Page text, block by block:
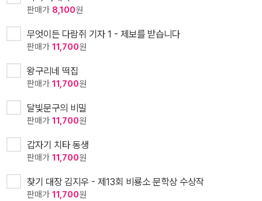
판매가 8,100원
무엇이든 다람쥐 기자 1 - 제보를 받습니다
판매가 11,700원
왕구리네 떡집
판매가 11,700원
달빛문구의 비밀
판매가 11,700원
갑자기 치타 동생
판매가 11,700원
찾기 대장 김지우 - 제13회 비룡소 문학상 수상작
판매가 11,700원